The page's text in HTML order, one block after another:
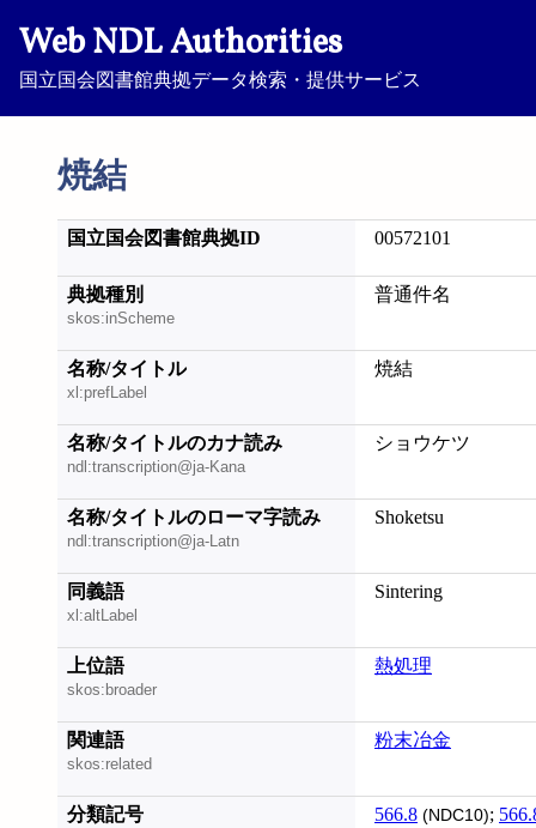
Web NDL Authorities
国立国会図書館典拠データ検索・提供サービス
焼結
国立国会図書館典拠ID 00572101
典拠種別
skos:inScheme
普通件名
名称/タイトル
xl:prefLabel
焼結
名称/タイトルのカナ読み
ndl:transcription@ja-Kana
ショウケツ
名称/タイトルのローマ字読み
ndl:transcription@ja-Latn
Shoketsu
同義語
xl:altLabel
Sintering
上位語
skos:broader
熱処理
関連語
skos:related
粉末冶金
分類記号 566.8 (NDC10);